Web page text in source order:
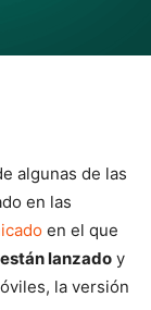
algunas de las
en las
en el que
lanzado y
la versión